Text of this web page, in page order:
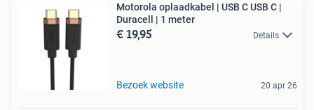
Motorola oplaadkabel | USB C USB C |
Duracell | 1 meter
€ 19,95 Details
Bezoek website 20 apr 26